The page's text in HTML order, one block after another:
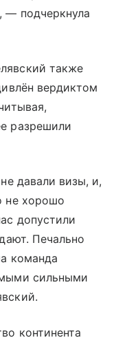
— подчеркнула
также
вердиктом
разрешили
давали визы, и,
не хорошо
допустили
Печально
команда
сильными
континента